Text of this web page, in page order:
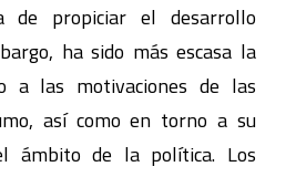
de propiciar el desarrollo
ha sido más escasa la
a las motivaciones de las
así como en torno a su
ámbito de la política. Los